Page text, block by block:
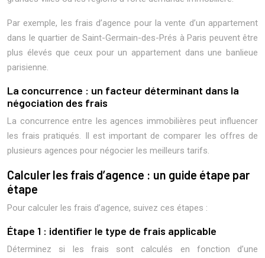
Par exemple, les frais d’agence pour la vente d’un appartement
dans le quartier de Saint-Germain-des-Prés à Paris peuvent être
plus élevés que ceux pour un appartement dans une banlieue
parisienne.
La concurrence : un facteur déterminant dans la
négociation des frais
La concurrence entre les agences immobilières peut influencer
les frais pratiqués. Il est important de comparer les offres de
plusieurs agences pour négocier les meilleurs tarifs.
Calculer les frais d’agence : un guide étape par
étape
Pour calculer les frais d’agence, suivez ces étapes :
Étape 1 : identifier le type de frais applicable
Déterminez si les frais sont calculés en fonction d’une